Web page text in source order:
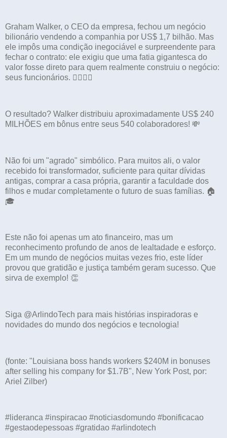
Graham Walker, o CEO da empresa, fechou um negócio
bilionário vendendo a companhia por US$ 1,7 bilhão. Mas
ele impôs uma condição inegociável e surpreendente para
fechar o contrato: ele exigiu que uma fatia gigantesca do
valor fosse direto para quem realmente construiu o negócio:
seus funcionários. 👷‍♂️👷‍♀️
O resultado? Walker distribuiu aproximadamente US$ 240
MILHÕES em bônus entre seus 540 colaboradores! 💸
Não foi um "agrado" simbólico. Para muitos ali, o valor
recebido foi transformador, suficiente para quitar dívidas
antigas, comprar a casa própria, garantir a faculdade dos
filhos e mudar completamente o futuro de suas famílias. 🏠
🎓
Este não foi apenas um ato financeiro, mas um
reconhecimento profundo de anos de lealtadade e esforço.
Em um mundo de negócios muitas vezes frio, este líder
provou que gratidão e justiça também geram sucesso. Que
sirva de exemplo! 👏
Siga @ArlindoTech para mais histórias inspiradoras e
novidades do mundo dos negócios e tecnologia!
(fonte: "Louisiana boss hands workers $240M in bonuses
after selling his company for $1.7B", New York Post, por:
Ariel Zilber)
#lideranca #inspiracao #noticiasdomundo #bonificacao
#gestaodepessoas #gratidao #arlindotech